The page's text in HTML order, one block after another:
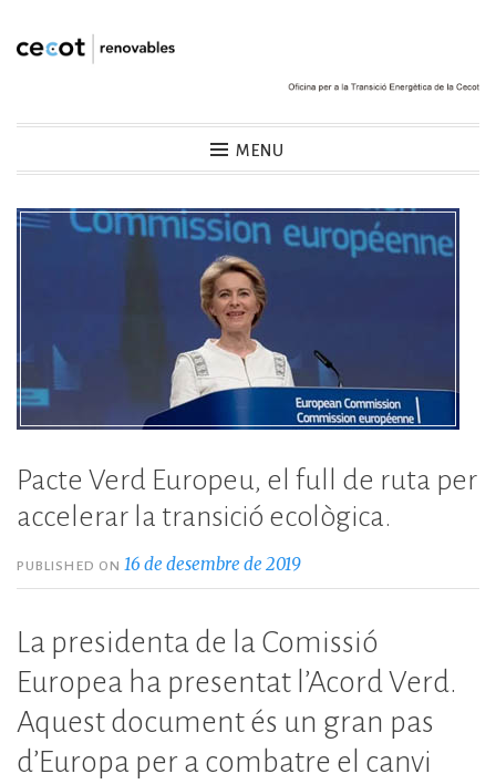
Skip
Cecot Renovables
MENU
Pacte Verd Europeu, el full de ruta per
accelerar la transició ecològica.
PUBLISHED ON16 de desembre de 2019
La presidenta de la Comissió
Europea ha presentat l’Acord Verd.
Aquest document és un gran pas
d’Europa per a combatre el canvi